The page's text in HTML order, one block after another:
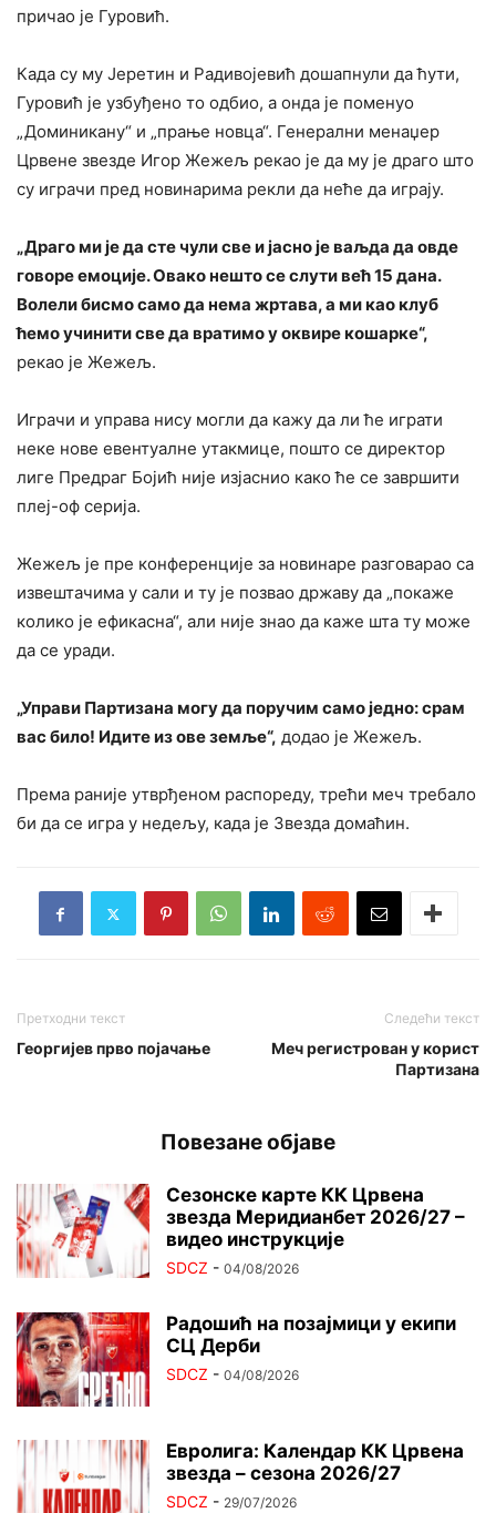
причао је Гуровић.
Када су му Јеретин и Радивојевић дошапнули да ћути,
Гуровић је узбуђено то одбио, а онда је поменуо
„Доминикану“ и „прање новца“. Генерални менаџер
Црвене звезде Игор Жежељ рекао је да му је драго што
су играчи пред новинарима рекли да неће да играју.
„Драго ми је да сте чули све и јасно је ваљда да овде
говоре емоције. Овако нешто се слути већ 15 дана.
Волели бисмо само да нема жртава, а ми као клуб
ћемо учинити све да вратимо у оквире кошарке“,
рекао је Жежељ.
Играчи и управа нису могли да кажу да ли ће играти
неке нове евентуалне утакмице, пошто се директор
лиге Предраг Бојић није изјаснио како ће се завршити
плеј-оф серија.
Жежељ је пре конференције за новинаре разговарао са
извештачима у сали и ту је позвао државу да „покаже
колико је ефикасна“, али није знао да каже шта ту може
да се уради.
„Управи Партизана могу да поручим само једно: срам
вас било! Идите из ове земље“, додао је Жежељ.
Према раније утврђеном распореду, трећи меч требало
би да се игра у недељу, када је Звезда домаћин.
Претходни текст
Георгијев прво појачање
Следећи текст
Меч регистрован у корист
Партизана
Повезане објаве
Сезонске карте КК Црвена
звезда Меридианбет 2026/27 –
видео инструкције
SDCZ - 04/08/2026
Радошић на позајмици у екипи
СЦ Дерби
SDCZ - 04/08/2026
Евролига: Календар КК Црвена
звезда – сезона 2026/27
SDCZ - 29/07/2026